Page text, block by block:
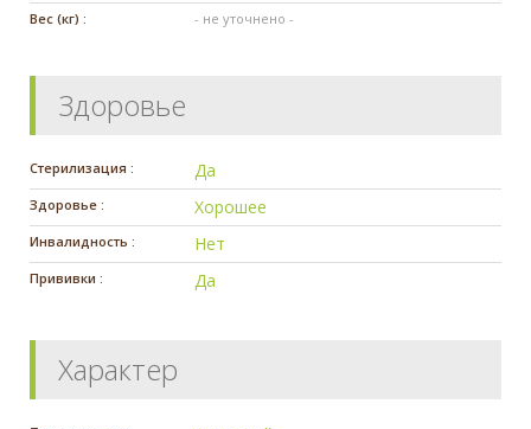
Вес (кг) : - не уточнено -
Здоровье
Стерилизация : Да
Здоровье : Хорошее
Инвалидность : Нет
Прививки : Да
Характер